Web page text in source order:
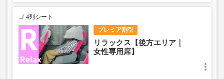
プレミア割引
4列シート
リラックス【後方エリア｜
女性専用席】